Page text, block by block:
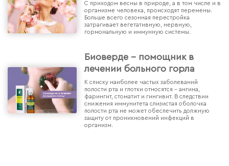
С приходом весны в природе, а в том числе и в
организме человека, происходят перемены.
Больше всего сезонная перестройка
затрагивает вегетативную, нервную,
гормональную и иммунную системы.
Биоверде - помощник в
лечении больного горла
К списку наиболее частых заболеваний
полости рта и глотки относятся - ангина,
фарингит, стоматит и гингивит. В следствии
снижения иммунитета слизистая оболочка
полости рта не может обеспечить должную
защиту от проникновений инфекций в
организм.